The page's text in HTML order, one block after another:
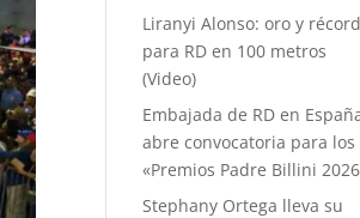
Liranyi Alonso: oro y récord
para RD en 100 metros
(Video)
Embajada de RD en
abre convocatoria para los
«Premios Padre Billini
Stephany Ortega lleva su